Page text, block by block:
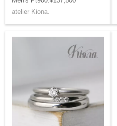
atelier Kiona.